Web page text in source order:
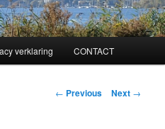
verklaring CONTACT
Post
← Previous Next →